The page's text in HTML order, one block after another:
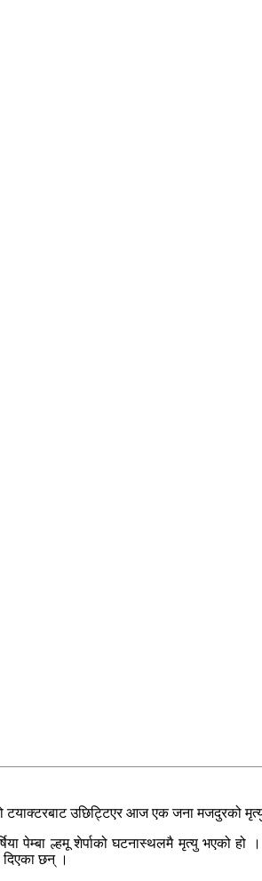
उछिट्टिएर आज एक जना मजदुरको
पेम्बा ल्हमू शेर्पाको घटनास्थलमै मृत्यु भएको
दिएका छन् ।